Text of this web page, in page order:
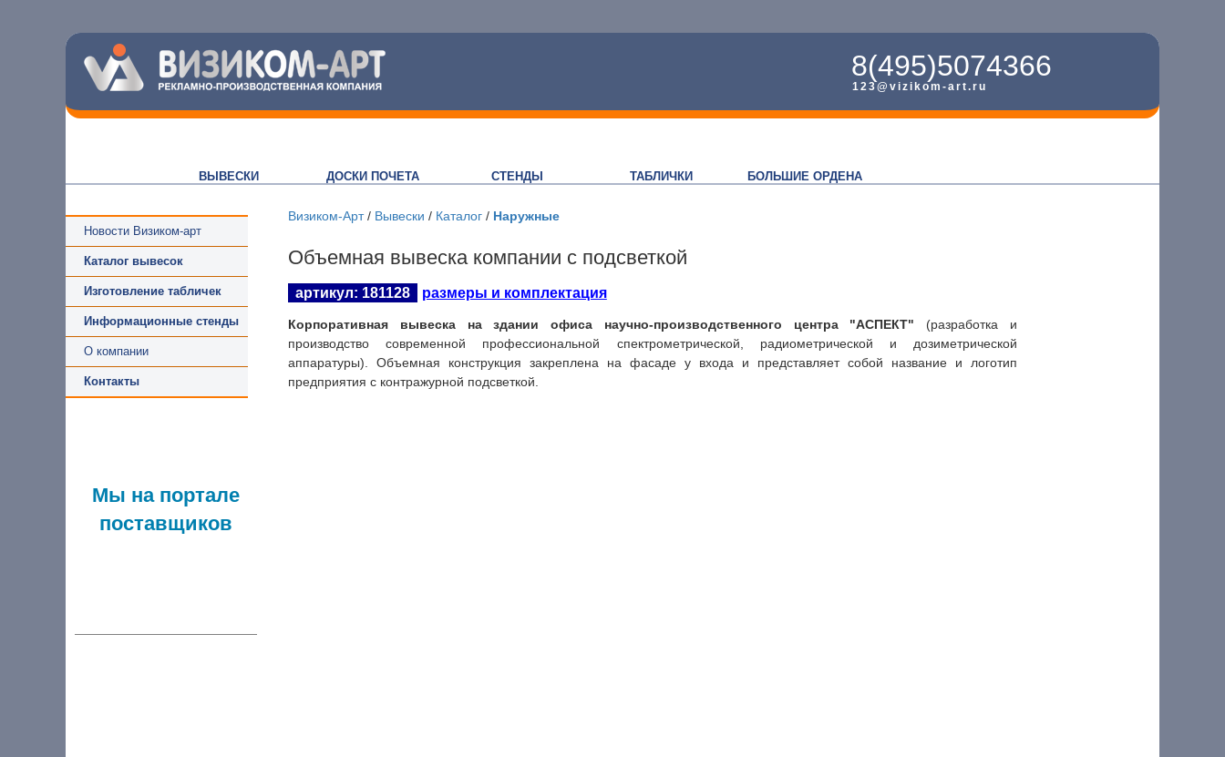
8(495)5074366
123@vizikom-art.ru
ВЫВЕСКИ ДОСКИ ПОЧЕТА СТЕНДЫ ТАБЛИЧКИ БОЛЬШИЕ ОРДЕНА
Новости Визиком-арт
Каталог вывесок
Изготовление табличек
Информационные стенды
О компании
Контакты
Мы на портале
поставщиков
Визиком-Арт/ Вывески / Каталог / Наружные
Объемная вывеска компании с подсветкой
артикул: 181128 размеры и комплектация
Корпоративная вывеска на здании офиса научно-производственного центра "АСПЕКТ" (разработка и
производство современной профессиональной спектрометрической, радиометрической и дозиметрической
аппаратуры). Объемная конструкция закреплена на фасаде у входа и представляет собой название и логотип
предприятия с контражурной подсветкой.